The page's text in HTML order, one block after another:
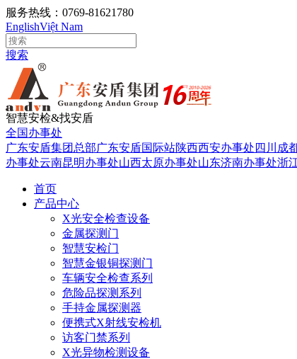
服务热线：0769-81621780
EnglishViệt Nam
搜索
智慧安检&找安盾
全国办事处
广东安盾集团总部广东安盾国际站陕西西安办事处 四川成
办事处云南昆明办事处山西太原办事处山东济南办事处浙
首页
产品中心
X光安全检查设备
金属探测门
智慧安检门
智慧金银铜探测门
车辆安全检查系列
危险品探测系列
手持金属探测器
便携式X射线安检机
访客门禁系列
X光异物检测设备